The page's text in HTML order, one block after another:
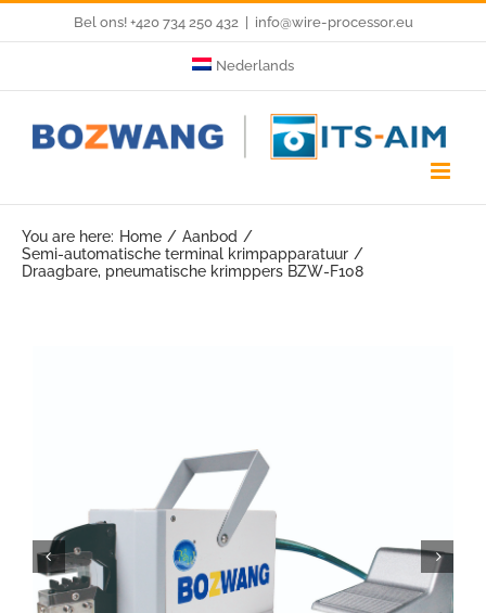
content
Bel ons! +420 734 250 432 info@wire-processor.eu
Nederlands
You are here: Home
Aanbod
Semi-automatische terminal krimpapparatuur
Draagbare, pneumatische krimppers BZW-F108